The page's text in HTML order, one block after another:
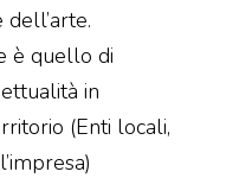
è quello di
in
(Enti locali,